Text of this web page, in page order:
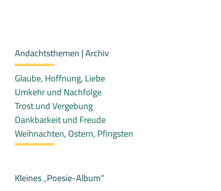
Andachtsthemen | Archiv
Glaube, Hoffnung, Liebe
Umkehr und Nachfolge
Trost und Vergebung
Dankbarkeit und Freude
Weihnachten, Ostern, Pfingsten
Kleines „Poesie-Album“